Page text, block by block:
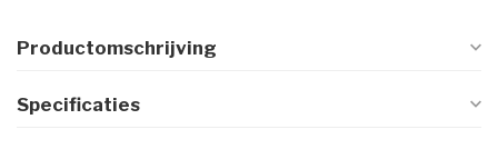
Productomschrijving
Specificaties